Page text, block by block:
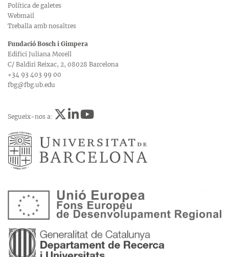
Política de galetes
Webmail
Treballa amb nosaltres
Fundació Bosch i Gimpera
Edifici Juliana Morell
C/ Baldiri Reixac, 2, 08028 Barcelona
+34 93 403 99 00
fbg@fbg.ub.edu
Segueix-nos a: